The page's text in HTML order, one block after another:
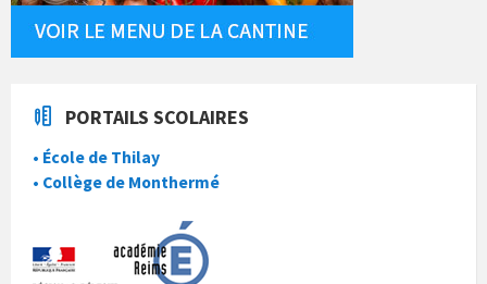
PORTAILS SCOLAIRES
• École de Thilay
• Collège de Monthermé